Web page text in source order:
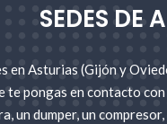
SEDES DE
en Asturias (Gijón y
te pongas en contacto
un dumper, un